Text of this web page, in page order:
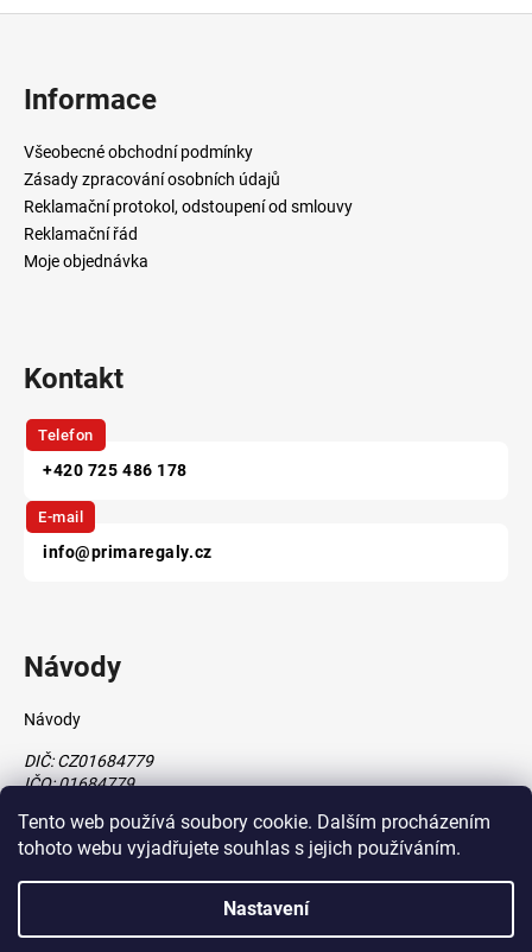
Tento web používá soubory cookie. Dalším procházením
tohoto webu vyjadřujete souhlas s jejich používáním.
Nastavení
Informace
Všeobecné obchodní podmínky
Zásady zpracování osobních údajů
Reklamační protokol, odstoupení od smlouvy
Reklamační řád
Moje objednávka
Kontakt
Telefon
+420 725 486 178
E-mail
info@primaregaly.cz
Návody
Návody
DIČ: CZ01684779
IČO: 01684779
Vytvořil Shoptet
vytvořilŠtefan Mazáň